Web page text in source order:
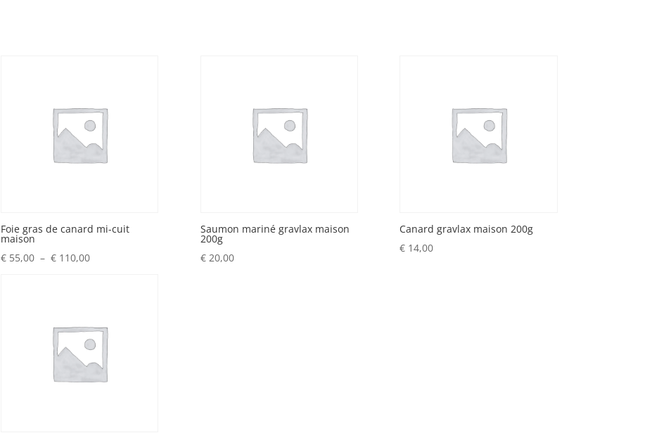
Foie gras de canard mi-cuit
maison
€55,00 – €110,00Plage
à
€ 110,00
Saumon mariné gravlax maison
200g
€20,00
Canard gravlax maison 200g
€ 14,00